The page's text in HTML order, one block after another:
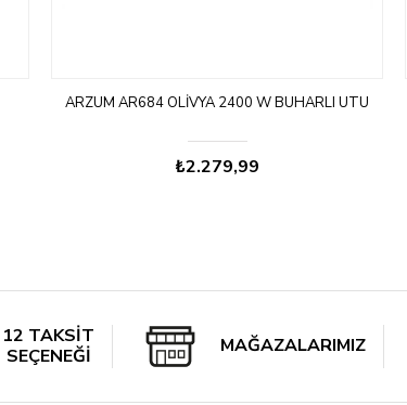
ARZUM AR684 OLIVYA 2400 W BUHARLI ÜTÜ
₺2.279,99
12 TAKSİT
SEÇENEĞİ
MAĞAZALARIMIZ